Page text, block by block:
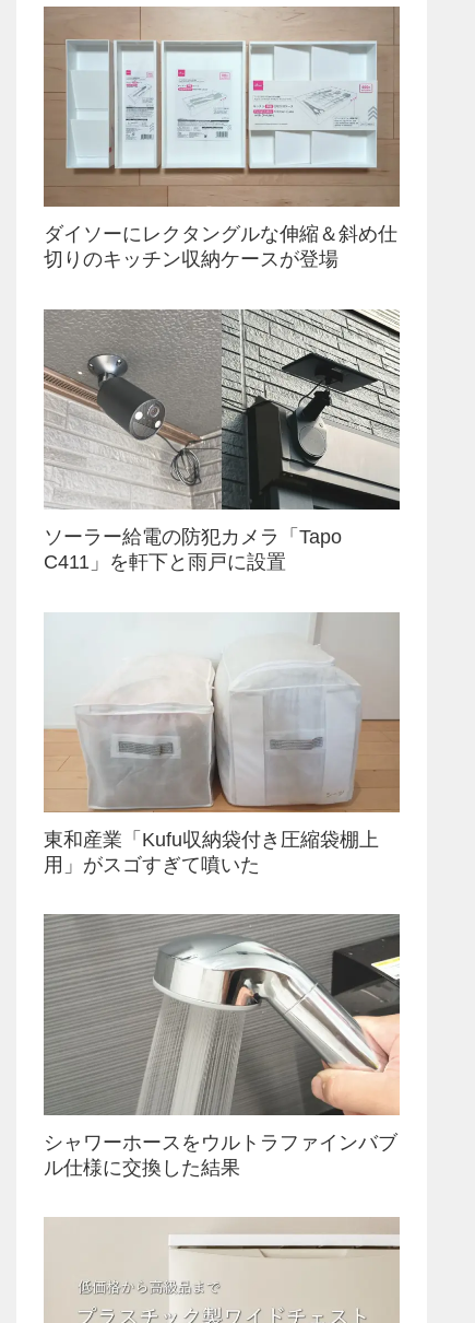
ダイソーにレクタングルな伸縮＆斜め仕
切りのキッチン収納ケースが登場
ソーラー給電の防犯カメラ「Tapo
C411」を軒下と雨戸に設置
東和産業「Kufu収納袋付き圧縮袋棚上
用」がスゴすぎて噴いた
シャワーホースをウルトラファインバブ
ル仕様に交換した結果